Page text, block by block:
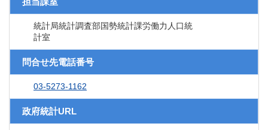
統計局統計調査部国勢統計課労働力人口統
計室
問合せ先電話番号
03-5273-1162
政府統計URL